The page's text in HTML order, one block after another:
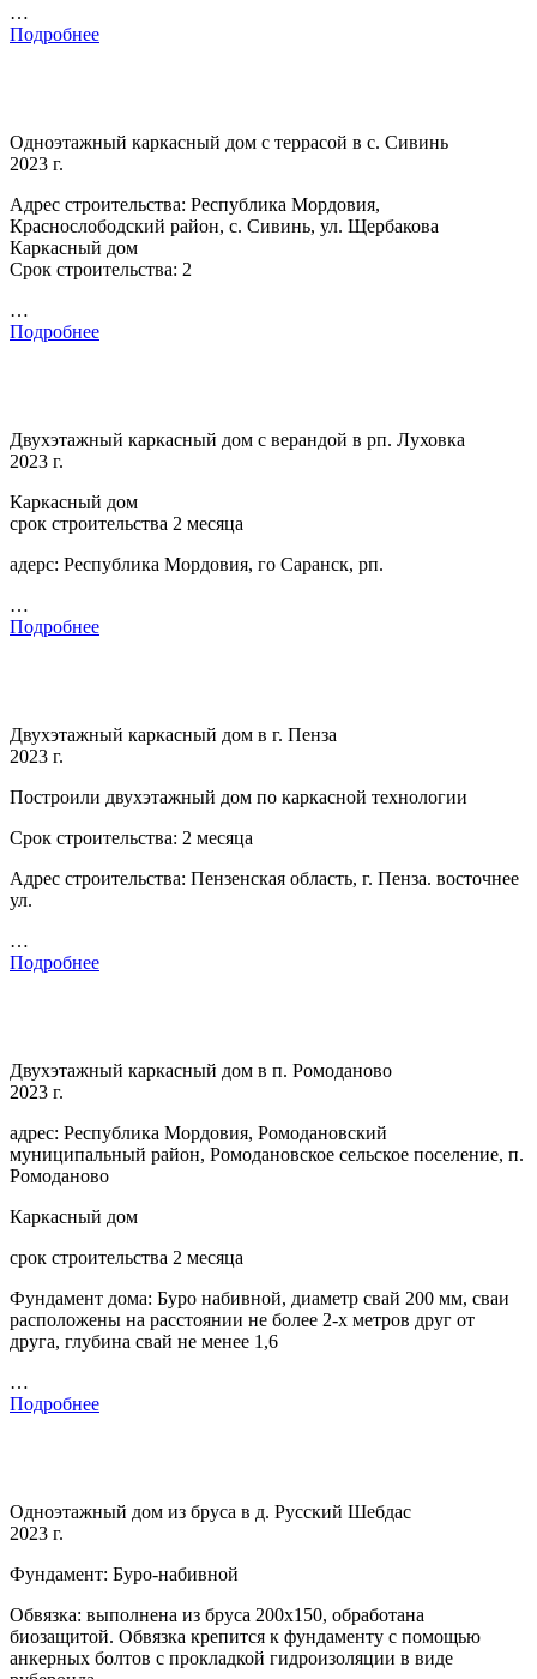
…
Подробнее
Одноэтажный каркасный дом с террасой в с. Сивинь
2023 г.
Адрес строительства: Республика Мордовия,
Краснослободский район, с. Сивинь, ул. Щербакова
Каркасный дом
Срок строительства: 2
…
Подробнее
Двухэтажный каркасный дом с верандой в рп. Луховка
2023 г.
Каркасный дом
срок строительства 2 месяца
адерс: Республика Мордовия, го Саранск, рп.
…
Подробнее
Двухэтажный каркасный дом в г. Пенза
2023 г.
Построили двухэтажный дом по каркасной технологии
Срок строительства: 2 месяца
Адрес строительства: Пензенская область, г. Пенза. восточнее
ул.
…
Подробнее
Двухэтажный каркасный дом в п. Ромоданово
2023 г.
адрес: Республика Мордовия, Ромодановский
муниципальный район, Ромодановское сельское поселение, п.
Ромоданово
Каркасный дом
срок строительства 2 месяца
Фундамент дома: Буро набивной, диаметр свай 200 мм, сваи
расположены на расстоянии не более 2-х метров друг от
друга, глубина свай не менее 1,6
…
Подробнее
Одноэтажный дом из бруса в д. Русский Шебдас
2023 г.
Фундамент: Буро-набивной
Обвязка: выполнена из бруса 200х150, обработана
биозащитой. Обвязка крепится к фундаменту с помощью
анкерных болтов с прокладкой гидроизоляции в виде